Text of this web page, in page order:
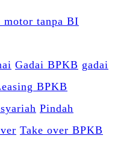
Gadai BPKB gadai
BPKB
Pindah
Take over BPKB